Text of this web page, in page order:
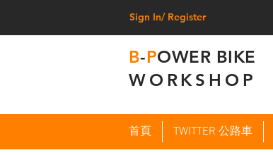
Sign In/ Register
B-POWER BIKE
WORKSHOP
首頁 TWITTER 公路車